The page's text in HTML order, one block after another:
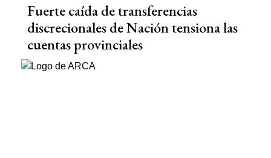
Fuerte caída de transferencias
discrecionales de Nación tensiona las
cuentas provinciales